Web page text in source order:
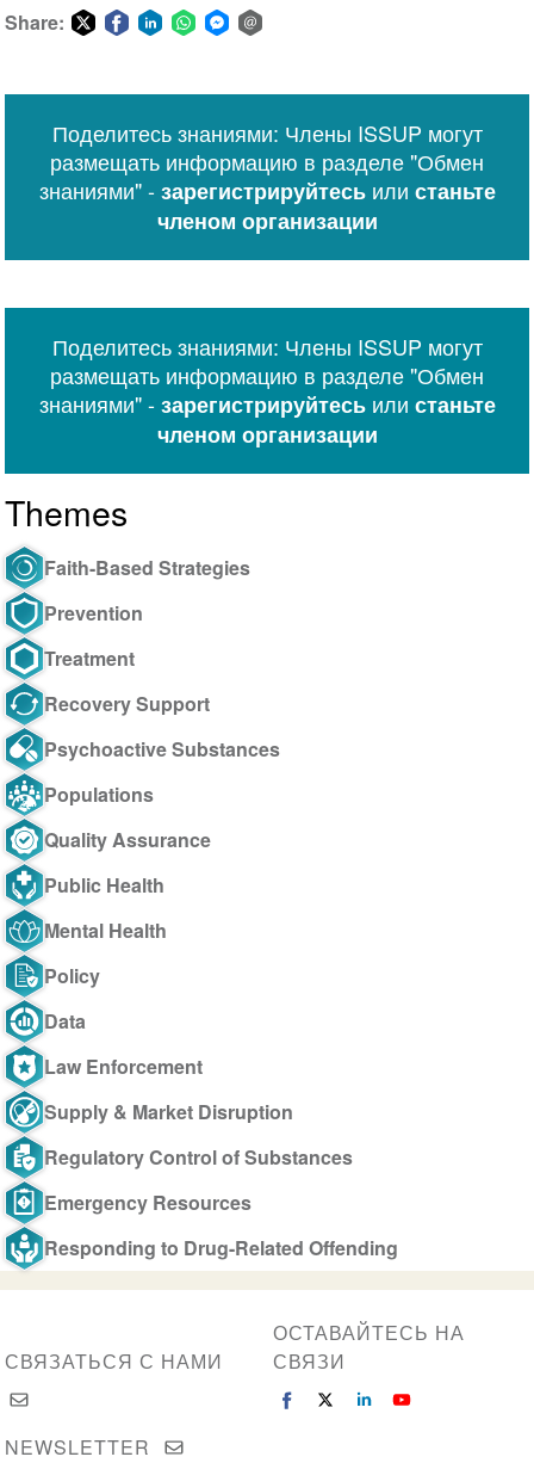
Share:
Messenger
Поделитесь знаниями: Члены ISSUP могут
размещать информацию в разделе "Обмен
знаниями" -зарегистрируйтесьили станьте
членом организации
Поделитесь знаниями: Члены ISSUP могут
размещать информацию в разделе "Обмен
знаниями" -зарегистрируйтесьили станьте
членом организации
Themes
Faith-Based Strategies
Prevention
Treatment
Recovery Support
Psychoactive Substances
Populations
Quality Assurance
Public Health
Mental Health
Policy
Data
Law Enforcement
Supply & Market Disruption
Regulatory Control of Substances
Emergency Resources
Responding to Drug-Related Offending
СВЯЗАТЬСЯ С НАМИ
ОСТАВАЙТЕСЬ НА
СВЯЗИ
NEWSLETTER